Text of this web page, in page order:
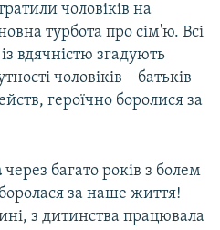
чоловіків на
турбота про сім'ю. Всі
вдячністю згадують
чоловіків – батьків
героїчно боролися за
через багато років з болем
за наше життя!
з дитинства працювала